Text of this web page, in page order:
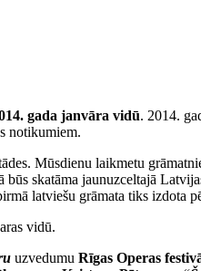
gada janvāra vidū. 2014.
notikumiem.
Mūsdienu laikmetu
skatāma jaunuzceltajā
latviešu grāmata tiks izdota
vidū.
uzvedumu Rīgas Operas